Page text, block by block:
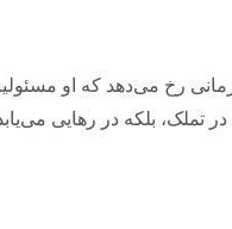
رخ می‌دهد که او
بلکه در رهایی